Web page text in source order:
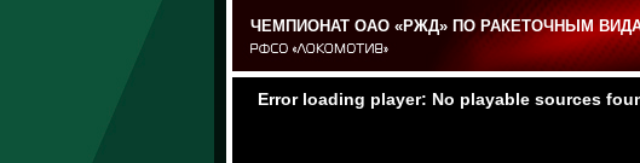
ЧЕМПИОНАТ ОАО «РЖД» ПО РАКЕТОЧНЫМ